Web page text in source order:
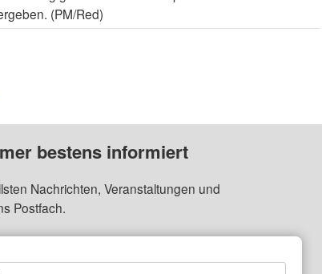
(PM/Red)
bestens informiert
Nachrichten, Veranstaltungen und
Postfach.